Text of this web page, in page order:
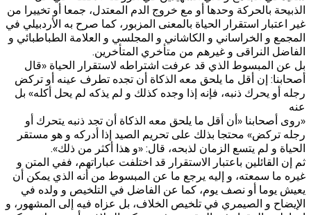
الذبيحة بالحركة وحدها أو مع خروج الدم المعتدل، جمعا أو تخييرا من
غير اعتبار استقرار الحياة بالمعنى المزبور، كما صرح به الأردبيلي في
المجمع و الخراساني و الكاشاني و المجلسي و العلامة الطباطبائي و
الفاضل النراقى و غيرهم من متأخري المتأخرين.
بل عن المبسوط الذي قد عرفت اشتراطه لاستقرار الحياة «قال
أصحابنا: إن أقل ما يلحق معه الذكاة أن تجده تطرف عينه أو تركض
رجله أو يحرك ذنبه، فإنه إذا وجده كذلك و لم يذكه لم يحل أكله» بل
عنه‌
«روى أصحابنا «أن أقل ما يلحق معه الذكاة أن تجد ذنبه يتحرك أو
رجله تركض»‌ محتجا بذلك على تحريم الصيد إذا أدركه و هو مستقر
الحياة و لم يتسع الزمان لذبحه، قال: «و هذا أكثر من ذلك».
ثم إن القائلين باعتبار الاستقرار قد اختلفت عباراتهم، ففي المتن و
غيره ما سمعته، و إليه يرجع ما عن المبسوط من أنه الذي يمكن أن
يعيش يوما أو نصف يوم، كما عن الفاضل في التلخيص و ولده في
الإيضاح و الصيمري في تلخيص الخلاف، بل عزاه فيه إلى المشهور، و